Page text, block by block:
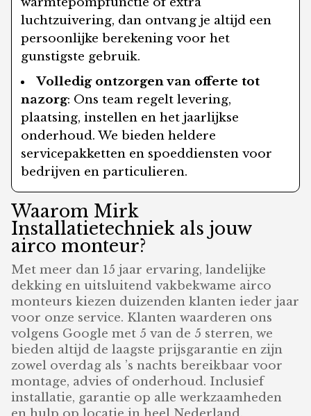
luchtzuivering, dan ontvang je altijd een
persoonlijke berekening voor het
gunstigste gebruik.
Volledig ontzorgen van offerte tot
nazorg: Ons team regelt levering,
plaatsing, instellen en het jaarlijkse
onderhoud. We bieden heldere
servicepakketten en spoeddiensten voor
bedrijven en particulieren.
Waarom Mirk
Installatietechniek als jouw
airco monteur?
Met meer dan 15 jaar ervaring, landelijke
dekking en uitsluitend vakbekwame airco
monteurs kiezen duizenden klanten ieder jaar
voor onze service. Klanten waarderen ons
volgens Google met 5 van de 5 sterren, we
bieden altijd de laagste prijsgarantie en zijn
zowel overdag als ’s nachts bereikbaar voor
montage, advies of onderhoud. Inclusief
installatie, garantie op alle werkzaamheden